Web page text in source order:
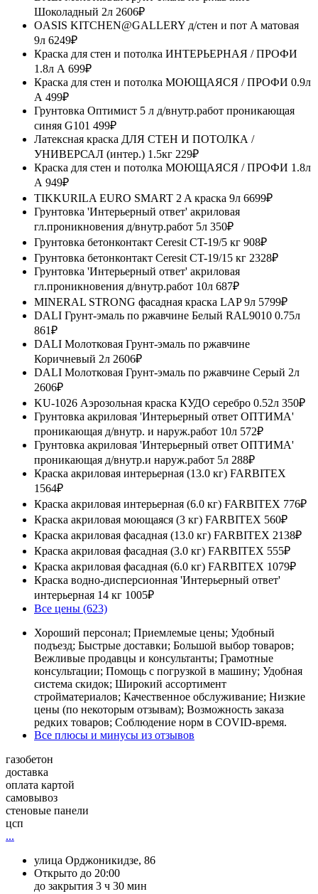
Шоколадный 2л 2606₽
OASIS KITCHEN@GALLERY д/стен и пот A матовая
9л 6249₽
Краска для стен и потолка ИНТЕРЬЕРНАЯ / ПРОФИ
1.8л А 699₽
Краска для стен и потолка МОЮЩАЯСЯ / ПРОФИ 0.9л
А 499₽
Грунтовка Оптимист 5 л д/внутр.работ проникающая
синяя G101 499₽
Латексная краска ДЛЯ СТЕН И ПОТОЛКА /
УНИВЕРСАЛ (интер.) 1.5кг 229₽
Краска для стен и потолка МОЮЩАЯСЯ / ПРОФИ 1.8л
А 949₽
TIKKURILA EURO SMART 2 A краска 9л 6699₽
Грунтовка 'Интерьерный ответ' акриловая
гл.проникновения д/внутр.работ 5л 350₽
Грунтовка бетонконтакт Ceresit CT-19/5 кг 908₽
Грунтовка бетонконтакт Ceresit CT-19/15 кг 2328₽
Грунтовка 'Интерьерный ответ' акриловая
гл.проникновения д/внутр.работ 10л 687₽
MINERAL STRONG фасадная краска LAP 9л 5799₽
DALI Грунт-эмаль по ржавчине Белый RAL9010 0.75л
861₽
DALI Молотковая Грунт-эмаль по ржавчине
Коричневый 2л 2606₽
DALI Молотковая Грунт-эмаль по ржавчине Серый 2л
2606₽
KU-1026 Аэрозольная краска КУДО серебро 0.52л 350₽
Грунтовка акриловая 'Интерьерный ответ ОПТИМА'
проникающая д/внутр. и наруж.работ 10л 572₽
Грунтовка акриловая 'Интерьерный ответ ОПТИМА'
проникающая д/внутр.и наруж.работ 5л 288₽
Краска акриловая интерьерная (13.0 кг) FARBITEX
1564₽
Краска акриловая интерьерная (6.0 кг) FARBITEX 776₽
Краска акриловая моющаяся (3 кг) FARBITEX 560₽
Краска акриловая фасадная (13.0 кг) FARBITEX 2138₽
Краска акриловая фасадная (3.0 кг) FARBITEX 555₽
Краска акриловая фасадная (6.0 кг) FARBITEX 1079₽
Краска водно-дисперсионная 'Интерьерный ответ'
интерьерная 14 кг 1005₽
Все цены (623)
Хороший персонал; Приемлемые цены; Удобный
подъезд; Быстрые доставки; Большой выбор товаров;
Вежливые продавцы и консультанты; Грамотные
консультации; Помощь с погрузкой в машину; Удобная
система скидок; Широкий ассортимент
стройматериалов; Качественное обслуживание; Низкие
цены (по некоторым отзывам); Возможность заказа
редких товаров; Соблюдение норм в COVID-время.
Все плюсы и минусы из отзывов
газобетон
доставка
оплата картой
самовывоз
стеновые панели
цсп
...
улица Орджоникидзе, 86
Открыто до 20:00
до закрытия 3 ч 30 мин